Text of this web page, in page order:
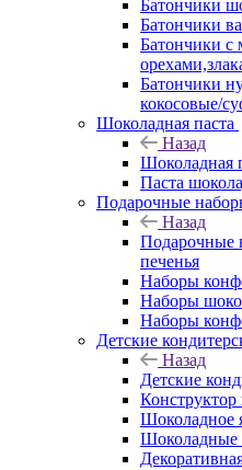
Батончики
Батончики
Батончики с
Батончики
кокосовые/
Шоколадная паста
Назад
Шоколадная
Паста
Подарочные
Назад
Подарочные
печенья
Наборы
Наборы
Наборы
Детские
Назад
Детские
Конструктор
Шоколадное
Шоколадные